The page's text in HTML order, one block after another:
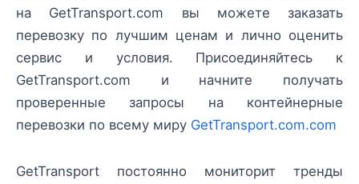
на GetTransport.com вы можете заказать
перевозку по лучшим ценам и лично оценить
сервис и условия. Присоединяйтесь к
GetTransport.com и начните получать
проверенные запросы на контейнерные
перевозки по всему миру GetTransport.com.com
GetTransport постоянно мониторит тренды